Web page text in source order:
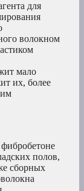
для
волокном
мало
их, более
полов,
сборных